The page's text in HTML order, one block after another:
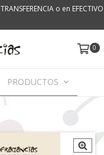
o en EFECTIVO
0
PRODUCTOS